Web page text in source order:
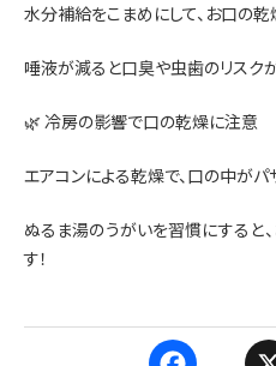
水分補給をこまめにして、お口の乾
唾液が減ると口臭や虫歯のリスク
🌿 冷房の影響で口の乾燥に注意
エアコンによる乾燥で、口の中がパ
ぬるま湯のうがいを習慣にすると
す！